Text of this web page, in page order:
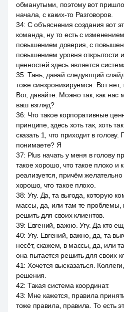
обманутыми, поэтому вот
начала, с каких-то Разговоров.
34: С объяснения создания вот
команда, ну то есть с
повышением доверия, с
повышением уровня открытости и
ценностей здесь является
35: Тань, давай следующий
тоже синхронизируемся. Вот нет,
Вот, давайте. Можно так, как нас
ваш взгляд?
36: Что такое корпоративные
принципе, здесь хоть так, хоть
сказать 1, что приходит в голову.
понимаете? Я
37: Plus начать у меня в голову
такое хорошо, что такое плохо и
реализуется, причём
хорошо, что такое плохо.
38: Угу. Да, та выгода, которую
массы, да, или там те проблемы,
решить для своих клиентов.
39: Евгений, важно. Угу. Да кто
40: Угу. Евгений, важно, да, та
несёт, скажем, в массы, да, или
она пытается решить для своих
41: Хочется высказаться.
решения.
42: Такая система координат.
43: Мне кажется, правила
тоже правила, правила. То есть